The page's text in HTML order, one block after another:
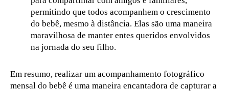
permitindo que todos acompanhem o crescimento
do bebê, mesmo à distância. Elas são uma maneira
maravilhosa de manter entes queridos envolvidos
na jornada do seu filho.
Em resumo, realizar um acompanhamento fotográfico
mensal do bebê é uma maneira encantadora de capturar a